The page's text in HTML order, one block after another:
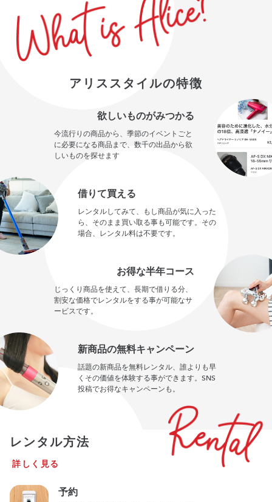
アリススタイルの特徴
欲しいものがみつかる
今流行りの商品から、季節のイベントごと
に必要になる商品まで、数千の出品から欲
しいものを探せます
借りて買える
レンタルしてみて、もし商品が気に入った
ら、そのまま買い取る事も可能です。その
場合、レンタル料は不要です。
お得な半年コース
じっくり商品を使えて、長期で借りる分、
割安な価格でレンタルをする事が可能なサ
ービスです。
新商品の無料キャンペーン
話題の新商品を無料レンタル、誰よりも早
くその価値を体験する事ができます。SNS
投稿でお得なキャンペーンも。
レンタル方法
詳しく見る
予約